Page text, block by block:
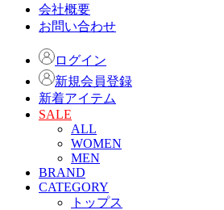
会社概要
お問い合わせ
ログイン
新規会員登録
新着アイテム
SALE
ALL
WOMEN
MEN
BRAND
CATEGORY
トップス